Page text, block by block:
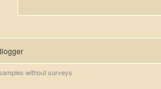
without surveys